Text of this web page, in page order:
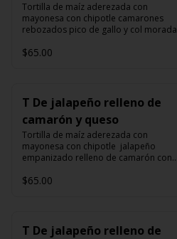
Tortilla de maíz aderezada con
mayonesa con chipotle camarones
rebozados pico de gallo y col morada
$65.00
T De jalapeño relleno de
camarón y queso
Tortilla de maíz aderezada con
mayonesa con chipotle  jalapeño
empanizado relleno de camarón con
$65.00
T De jalapeño relleno de